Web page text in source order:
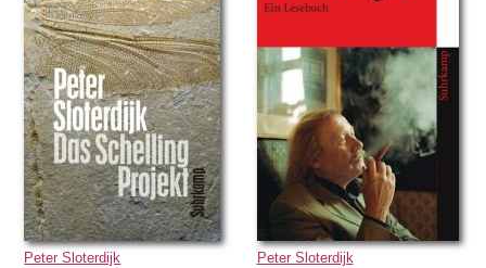
Peter Sloterdijk Peter Sloterdijk